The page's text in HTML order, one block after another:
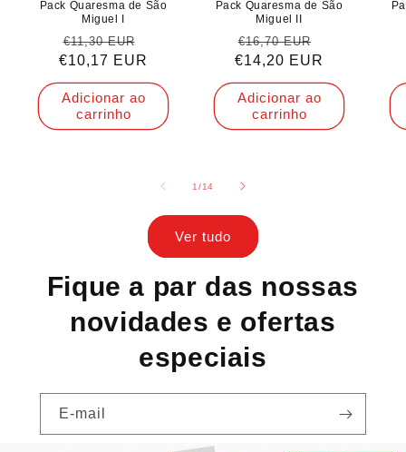
Pack Quaresma de São
Miguel I
Preço
normal
€11,30 EUR
de
saldo
€10,17 EUR
Adicionar ao
carrinho
Pack Quaresma de São
Miguel II
Preço
normal
€16,70 EUR
de
saldo
€14,20 EUR
Adicionar ao
carrinho
1 /de
14
Ver tudo
Fique a par das nossas
novidades e ofertas
especiais
E-mail